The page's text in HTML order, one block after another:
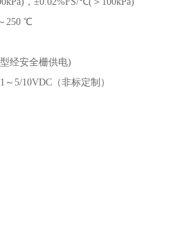
85℃， 0℃～250 ℃
型经安全栅供电)
5/10VDC（非标定制）